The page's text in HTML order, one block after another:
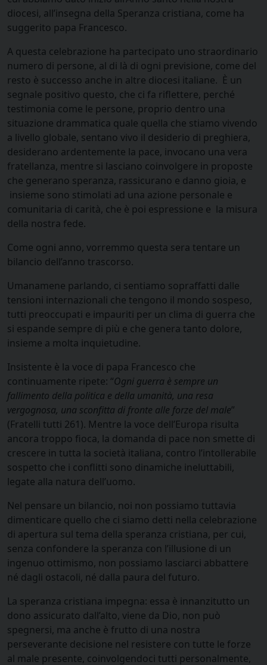
diocesi, all’insegna della Speranza cristiana, come ha
suggerito papa Francesco.
A questa celebrazione ha partecipato uno straordinario
numero di persone, al di là di ogni previsione, come del
resto è successo anche in altre diocesi italiane. È un
segnale positivo questo, che ci fa riflettere, perché
testimonia come le persone, proprio dentro una
situazione drammatica quale quella che stiamo vivendo
a livello globale, sentano vivo il desiderio di preghiera,
desiderano ardentemente la pace, invocano una vera
fratellanza, mentre si lasciano coinvolgere in proposte
che generano speranza, rassicurano e danno gioia, e
insieme sono stimolati ad una azione personale e
comunitaria di carità, che è poi espressione e la misura
della nostra fede.
Come ogni anno, vorremmo questa sera tentare un
bilancio dell’anno trascorso.
Umanamene parlando, ci sentiamo sopraffatti dalle
tensioni internazionali che tengono il mondo sospeso,
tutti preoccupati e impauriti per un clima di guerra che
si espande sempre di più e che genera tanto dolore,
insieme a molta inquietudine.
Insistente è la voce di papa Francesco che
continuamente ripete: “Ogni guerra è sempre un
fallimento della politica e della umanità, una resa
vergognosa, una sconfitta di fronte alle forze del male”
(Fratelli tutti 261). Mentre la voce dell’Europa risulta
ancora troppo fioca, la domanda di pace non smette di
crescere in tutta la società italiana, contro l’intollerabile
sospetto che i conflitti sono dinamiche ineluttabili,
legate alla natura dell’uomo.
Nel pensare un bilancio, noi non possiamo tuttavia
dimenticare quello che ci siamo detti nella celebrazione
di apertura sul tema della speranza cristiana, per cui,
senza confondere la speranza con l’illusione di un
ingenuo ottimismo, non possiamo lasciarci abbattere
né dagli ostacoli, né dalla paura del futuro.
La speranza cristiana impegna: essa è innanzitutto un
dono assicurato dall’alto, viene da Dio, non può
spegnersi, ma anche è frutto di una nostra
perseverante decisione nel resistere con tutte le forze
al male presente, coinvolgendoci tutti personalmente,